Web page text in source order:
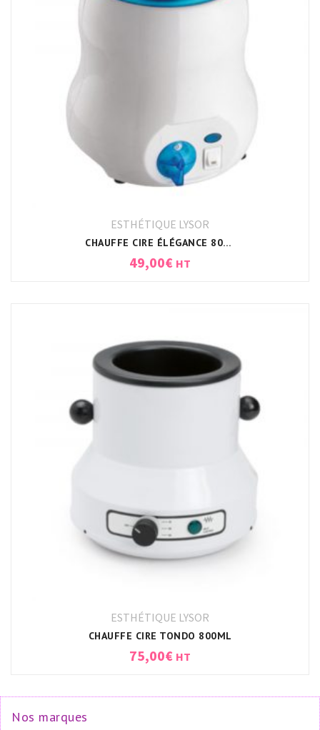
ESTHÉTIQUE LYSOR
CHAUFFE CIRE ÉLÉGANCE 800ML
49,00€ HT
ESTHÉTIQUE LYSOR
CHAUFFE CIRE TONDO 800ML
75,00€ HT
Nos marques